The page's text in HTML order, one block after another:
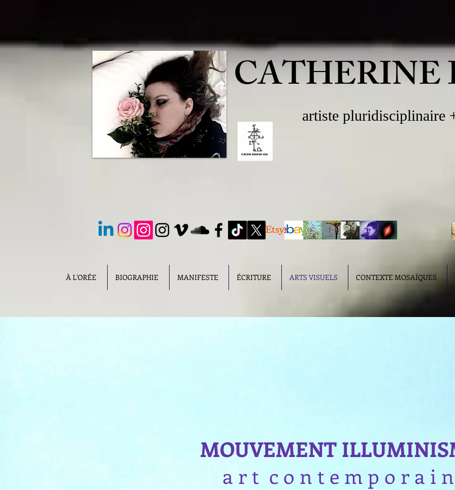
artiste pluridisciplinaire
À L'ORÉE BIOGRAPHIE MANIFESTE ÉCRITURE ARTS VISUELS CONTEXTE MOSAÏQUES
MOUVEMENT
a r t c o n t e m p o r a i